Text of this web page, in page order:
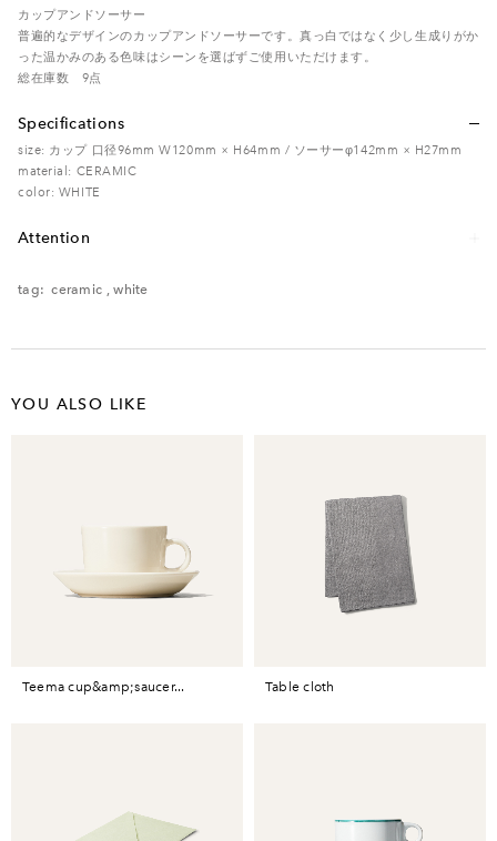
カップアンドソーサー
普遍的なデザインのカップアンドソーサーです。真っ白ではなく少し生成りがか
った温かみのある色味はシーンを選ばずご使用いただけます。
総在庫数 9点
Specifications
size: カップ 口径96mm W120mm × H64mm / ソーサーφ142mm × H27mm
material: CERAMIC
color: WHITE
Attention
ださい。
tag: ceramic ,white
YOU ALSO LIKE
teema cup&amp;saucer... table cloth